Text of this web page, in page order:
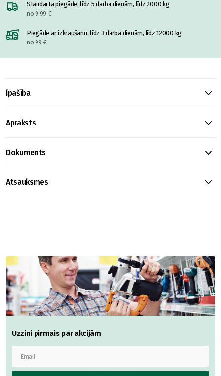
Standarta piegāde, līdz 5 darba dienām, līdz 2000 kg
no 9.99 €
Piegāde ar izkraušanu, līdz 3 darba dienām, līdz 12000 kg
no 99 €
Īpašība
Apraksts
Dokuments
Atsauksmes
Uzzini pirmais par akcijām